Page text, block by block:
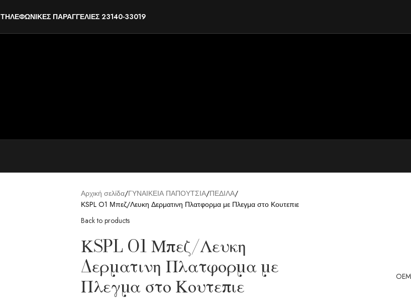
ΤΗΛΕΦΩΝΙΚΕΣ ΠΑΡΑΓΓΕΛΙΕΣ 23140-33019
Αρχική σελίδα ΓΥΝΑΙΚΕΙΑ ΠΑΠΟΥΤΣΙΑ ΠΕΔΙΛΑ
ΚSPL O1 Μπεζ/Λευκη Δερματινη Πλατφορμα με Πλεγμα στο Κουτεπιε
Back to products
ΚSPL O1 Μπεζ/Λευκη
Δερματινη Πλατφορμα με
Πλεγμα στο Κουτεπιε OEM